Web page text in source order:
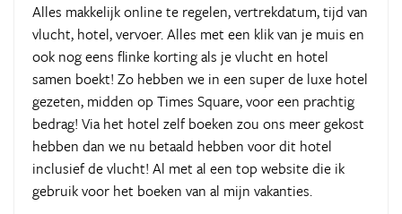
Alles makkelijk online te regelen, vertrekdatum, tijd van
vlucht, hotel, vervoer. Alles met een klik van je muis en
ook nog eens flinke korting als je vlucht en hotel
samen boekt! Zo hebben we in een super de luxe hotel
gezeten, midden op Times Square, voor een prachtig
bedrag! Via het hotel zelf boeken zou ons meer gekost
hebben dan we nu betaald hebben voor dit hotel
inclusief de vlucht! Al met al een top website die ik
gebruik voor het boeken van al mijn vakanties.